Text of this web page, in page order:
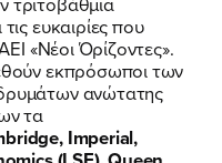
ευκαιρίες που
«Νέοι Όρίζοντες».
εκπρόσωποι των
ανώτατης
τα
Imperial,